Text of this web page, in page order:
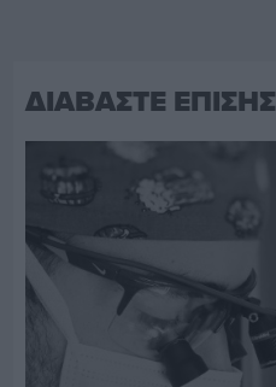
ΔΙΑΒΑΣΤΕ ΕΠΙΣΗΣ